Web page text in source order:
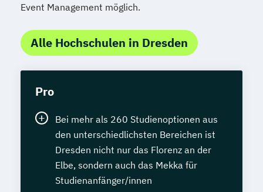
Event Management möglich.
Alle Hochschulen in Dresden
Pro
Bei mehr als 260 Studienoptionen aus
den unterschiedlichsten Bereichen ist
Dresden nicht nur das Florenz an der
Elbe, sondern auch das Mekka für
Studienanfänger/innen